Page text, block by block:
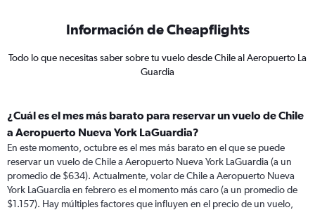
Información de Cheapflights
Todo lo que necesitas saber sobre tu vuelo desde Chile al Aeropuerto La
Guardia
¿Cuál es el mes más barato para reservar un vuelo de Chile
a Aeropuerto Nueva York LaGuardia?
En este momento, octubre es el mes más barato en el que se puede
reservar un vuelo de Chile a Aeropuerto Nueva York LaGuardia (a un
promedio de $634). Actualmente, volar de Chile a Aeropuerto Nueva
York LaGuardia en febrero es el momento más caro (a un promedio de
$1.157). Hay múltiples factores que influyen en el precio de un vuelo,